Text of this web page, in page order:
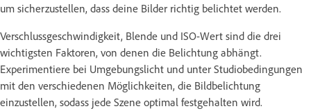
um sicherzustellen, dass deine Bilder richtig belichtet werden.
Verschlussgeschwindigkeit, Blende und ISO-Wert sind die drei
wichtigsten Faktoren, von denen die Belichtung abhängt.
Experimentiere bei Umgebungslicht und unter Studiobedingungen
mit den verschiedenen Möglichkeiten, die Bildbelichtung
einzustellen, sodass jede Szene optimal festgehalten wird.